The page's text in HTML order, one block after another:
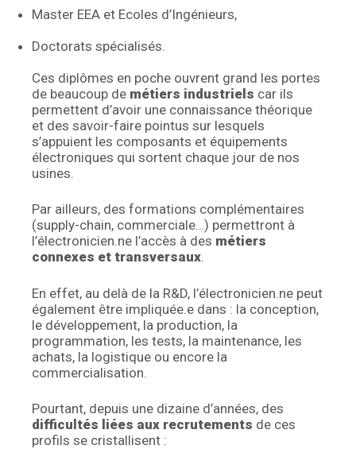
Master EEA et Ecoles d’Ingénieurs,
Doctorats spécialisés.
Ces diplômes en poche ouvrent grand les portes
de beaucoup de métiers industriels car ils
permettent d’avoir une connaissance théorique
et des savoir-faire pointus sur lesquels
s’appuient les composants et équipements
électroniques qui sortent chaque jour de nos
usines.
Par ailleurs, des formations complémentaires
(supply-chain, commerciale…) permettront à
l’électronicien.ne l’accès à des métiers
connexes et transversaux.
En effet, au delà de la R&D, l’électronicien.ne peut
également être impliquée.e dans : la conception,
le développement, la production, la
programmation, les tests, la maintenance, les
achats, la logistique ou encore la
commercialisation.
Pourtant, depuis une dizaine d’années, des
difficultés liées aux recrutements de ces
profils se cristallisent :